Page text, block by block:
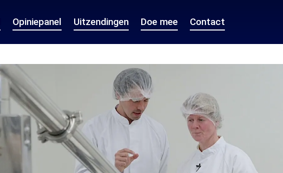
Opiniepanel Uitzendingen Doe mee Contact